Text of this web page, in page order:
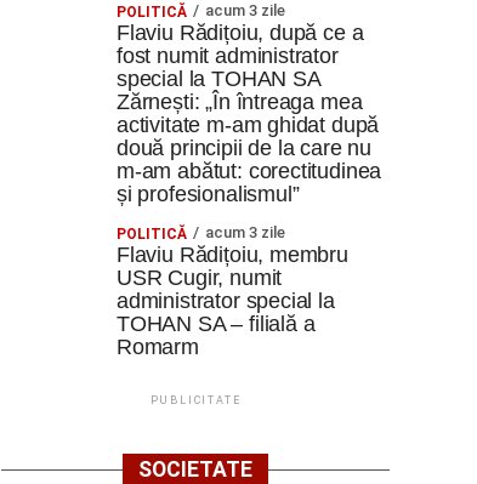
POLITICĂ acum 3 zile
Flaviu Rădițoiu, după ce a
fost numit administrator
special la TOHAN SA
Zărnești: „În întreaga mea
activitate m-am ghidat după
două principii de la care nu
m-am abătut: corectitudinea
și profesionalismul”
POLITICĂ acum 3 zile
Flaviu Rădițoiu, membru
USR Cugir, numit
administrator special la
TOHAN SA – filială a
Romarm
PUBLICITATE
SOCIETATE